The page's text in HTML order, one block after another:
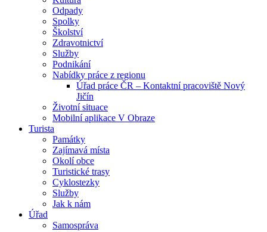
Odpady
Spolky
Školství
Zdravotnictví
Služby
Podnikání
Nabídky práce z regionu
Úřad práce ČR – Kontaktní pracoviště Nový
Jičín
Životní situace
Mobilní aplikace V Obraze
Turista
Památky
Zajímavá místa
Okolí obce
Turistické trasy
Cyklostezky
Služby
Jak k nám
Úřad
Samospráva